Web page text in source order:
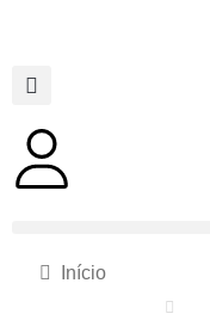
Início